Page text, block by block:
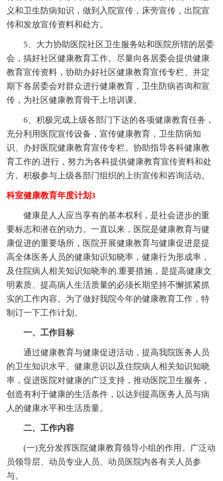
义和卫生防病知识，做到入院宣传，床旁宣传，出院宣
传和发放宣传资料和处方。
5、大力协助医院社区卫生服务站和医院所辖的居委
会，搞好社区健康教育工作。尽量向各居委会提供健康
教育宣传资料，协助办好社区健康教育宣传专栏、并定
期下各居委会对群众进行健康教育，卫生防病咨询和宣
传，为社区健康教育骨干上培训课。
6、积极完成上级各部门下达的各项健康教育任务，
充分利用医院宣传设备，宣传健康教育，卫生防病知
识、办好医院健康教育宣传专栏。协助指导各科健康教
育工作的.进行，努力为各科提供健康教育宣传资料和处
方。积极参与上级各部门组织的上街宣传和咨询活动。
科室健康教育年度计划3
健康是人人应当享有的基本权利，是社会进步的重
要标志和潜在的动力。一直以来，医院是健康教育与健
康促进的重要场所，医院开展健康教育与健康促进是提
高全体医务人员的健康知识知晓率，健康行为形成率，
及住院病人相关知识知晓率的.重要措施，是提高健康文
明素质、提高病人生活质量的必须长期坚持不懈抓紧抓
实的工作内容。为了做好我院今年的健康教育工作，特
制订一下工作计划。
一、工作目标
通过健康教育与健康促进活动，提高我院医务人员
的卫生知识水平、健康意识以及住院病人相关知识知晓
率，促进医院对健康的广泛支持，推动医院卫生服务，
创造有利于健康的生活条件，以达到提高医务人员与病
人的健康水平和生活质量。
二、工作内容
(一)充分发挥医院健康教育领导小组的作用。广泛动
员领导层、动员专业人员、动员医院内各有关人员参
与。